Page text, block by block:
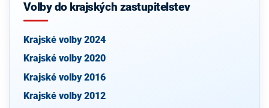
Volby do krajských zastupitelstev
Krajské volby 2024
Krajské volby 2020
Krajské volby 2016
Krajské volby 2012